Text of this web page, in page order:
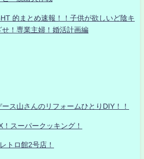
的まとめ速報！！子供が欲しいど陰キ
！専業主婦！婚活計画編
ス山さんのリフォームひとりDIY！！
スーパークッキング！
トロ館2号店！